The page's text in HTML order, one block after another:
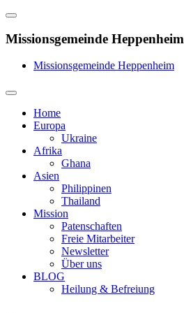
Missionsgemeinde Heppenheim
Missionsgemeinde Heppenheim
Home
Europa
Ukraine
Afrika
Ghana
Asien
Philippinen
Thailand
Mission
Patenschaften
Freie Mitarbeiter
Newsletter
Über uns
BLOG
Heilung & Befreiung